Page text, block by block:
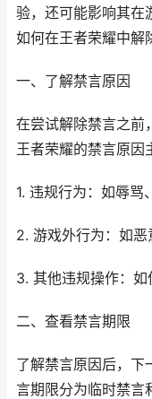
验，还可能影响其在
如何在王者荣耀中解
一、了解禁言原因
在尝试解除禁言之前
王者荣耀的禁言原因
1. 违规行为：如辱骂
2. 游戏外行为：如恶
3. 其他违规操作：如
二、查看禁言期限
了解禁言原因后，下
言期限分为临时禁言